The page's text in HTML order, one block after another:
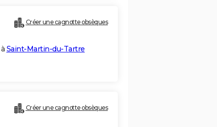
Créer une cagnotte obsèques
Saint-Martin-du-Tartre
Créer une cagnotte obsèques